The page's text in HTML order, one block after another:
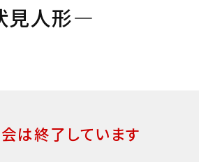
見人形―
は終了しています